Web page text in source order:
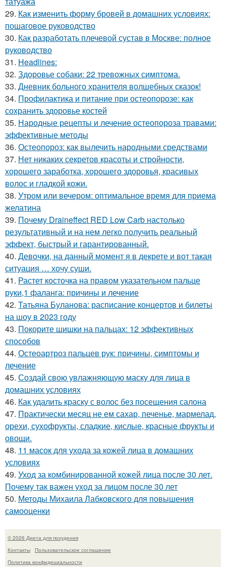
29. Как изменить форму бровей в домашних условиях:
пошаговое руководство
30. Как разработать плечевой сустав в Москве: полное
руководство
31. Headlines:
32. Здоровье собаки: 22 тревожных симптома.
33. Дневник больного хранителя волшебных сказок!
34. Профилактика и питание при остеопорозе: как
сохранить здоровье костей
35. Народные рецепты и лечение остеопороза травами:
эффективные методы
36. Остеопороз: как вылечить народными средствами
37. Нет никаких секретов красоты и стройности,
хорошего заработка, хорошего здоровья, красивых
волос и гладкой кожи.
38. Утром или вечером: оптимальное время для приема
желатина
39. Почему Draineffect RED Low Carb настолько
результативный и на нем легко получить реальный
эффект, быстрый и гарантированный.
40. Девочки, на данный момент я в декрете и вот такая
ситуация … хочу суши.
41. Растет косточка на правом указательном пальце
руки,1 фаланга: причины и лечение
42. Татьяна Буланова: расписание концертов и билеты
на шоу в 2023 году
43. Покорите шишки на пальцах: 12 эффективных
способов
44. Остеоартроз пальцев рук: причины, симптомы и
лечение
45. Создай свою увлажняющую маску для лица в
домашних условиях
46. Как удалить краску с волос без посещения салона
47. Практически месяц не ем сахар, печенье, мармелад,
орехи, сухофрукты, сладкие, кислые, красные фрукты и
овощи.
48. 11 масок для ухода за кожей лица в домашних
условиях
49. Уход за комбинированной кожей лица после 30 лет.
Почему так важен уход за лицом после 30 лет
50. Методы Михаила Лабковского для повышения
самооценки
© 2026 Диета для похудения
Контакты
Пользовательское соглашение
Политика конфидециальности